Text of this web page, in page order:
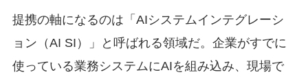
提携の軸になるのは「AIシステムインテグレーシ
ョン（AI SI）」と呼ばれる領域だ。企業がすでに
使っている業務システムにAIを組み込み、現場で